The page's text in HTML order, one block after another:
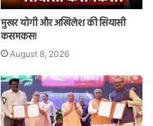
मुखर योगी और अखिलेश की सियासी
कसमकस!
August 8, 2026